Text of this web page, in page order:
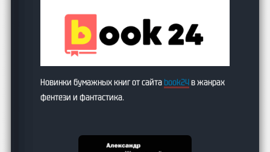
Новинки бумажных книг от сайтаbook24в жанрах
фентези и фантастика.